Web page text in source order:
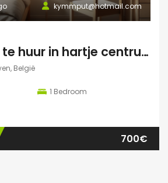
kymmput@hotmail.com
Prachtig kot te huur in hartje centrum Leuven
België
1 Bedroom
700€